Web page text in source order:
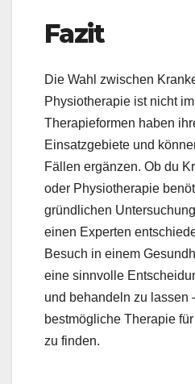
Fazit
Die Wahl zwischen
Physiotherapie ist nicht
Therapieformen haben
Einsatzgebiete und
Fällen ergänzen. Ob du
oder Physiotherapie
gründlichen
einen Experten
Besuch in einem
eine sinnvolle
und behandeln zu lassen
bestmögliche Therapie
zu finden.